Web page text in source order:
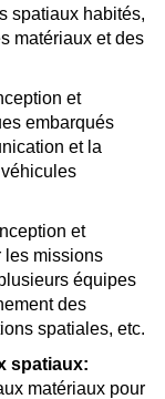
spatiaux habités,
matériaux et des
et
embarqués
et la
et
les missions
équipes
des
spatiales, etc.
spatiaux:
matériaux pour